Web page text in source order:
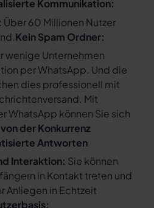
Kommunikation:
Über 60 Millionen Nutzer
Kein Spam Ordner:
wenige Unternehmen
per WhatsApp. Und die
dies professionell mit
Mit
WhatsApp können Sie sich
von der Konkurrenz
Antworten
Interaktion: Sie können
in Kontakt treten und
Anliegen in Echtzeit